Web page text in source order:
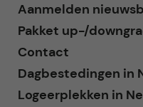
Aanmelden
Pakket up-/
Contact
Dagbestedingen in
Logeerplekken in